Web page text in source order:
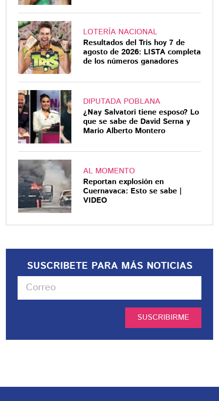
LOTERÍA NACIONAL
Resultados del Tris hoy 7 de
agosto de 2026: LISTA completa
de los números ganadores
DIPUTADA POBLANA
¿Nay Salvatori tiene esposo? Lo
que se sabe de David Serna y
Mario Alberto Montero
AL MOMENTO
Reportan explosión en
Cuernavaca: Esto se sabe |
VIDEO
SUSCRIBETE PARA MÁS NOTICIAS
SUSCRIBIRME